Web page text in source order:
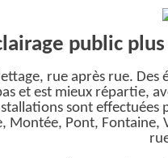
public
rue après rue.
et est mieux répartie,
sont effectuées
Montée, Pont,